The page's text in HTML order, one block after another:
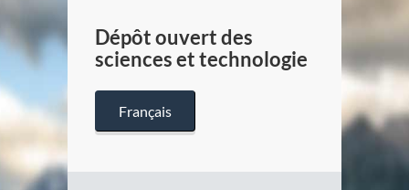
Dépôt ouvert des
sciences et technologie
Français